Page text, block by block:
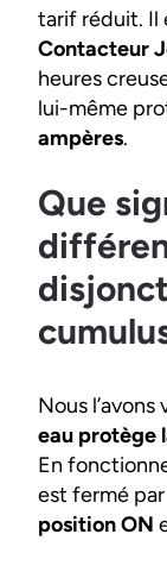
tarif réduit. Il
Contacteur
heures
lui-même
ampères.
Que
Nous l’avons
eau protège
En
est fermé
position ON